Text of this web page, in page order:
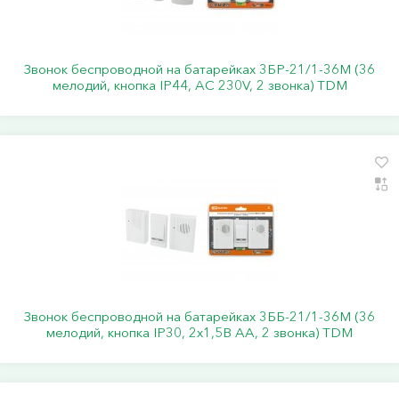
Звонок беспроводной на батарейках 3БР-21/1-36М (36
мелодий, кнопка IP44, AC 230V, 2 звонка) TDM
Звонок беспроводной на батарейках 3ББ-21/1-36М (36
мелодий, кнопка IP30, 2х1,5В АА, 2 звонка) TDM